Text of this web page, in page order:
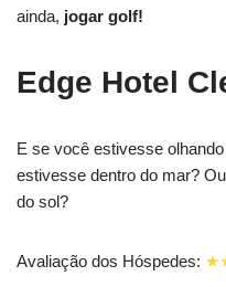
ainda, jogar golf!
Edge Hotel
E se você estivesse
estivesse dentro do mar?
do sol?
Avaliação dos Hóspedes: